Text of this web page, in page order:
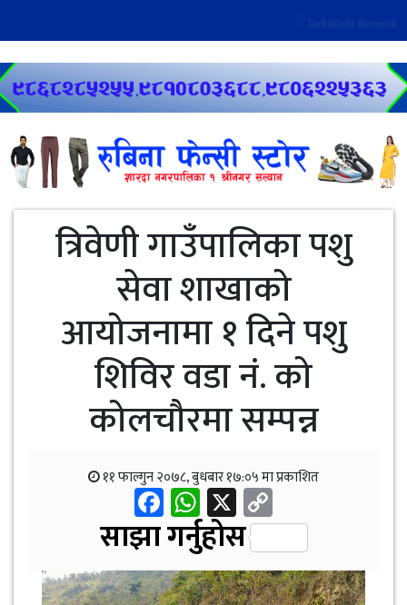
त्रिवेणी गाउँपालिका पशु
सेवा शाखाको
आयोजनामा १ दिने पशु
शिविर वडा नं. को
कोलचौरमा सम्पन्न
११ फाल्गुन २०७८, बुधबार १७:०५ मा प्रकाशित
Facebook
WhatsApp
X
Link
साझा गर्नुहोस